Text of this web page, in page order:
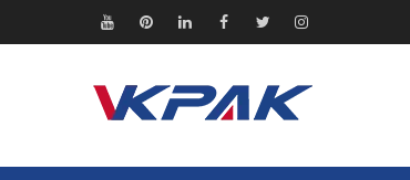
sisältöön
YoutubePinterestLinkedinFacebook
ViserrysInstagram